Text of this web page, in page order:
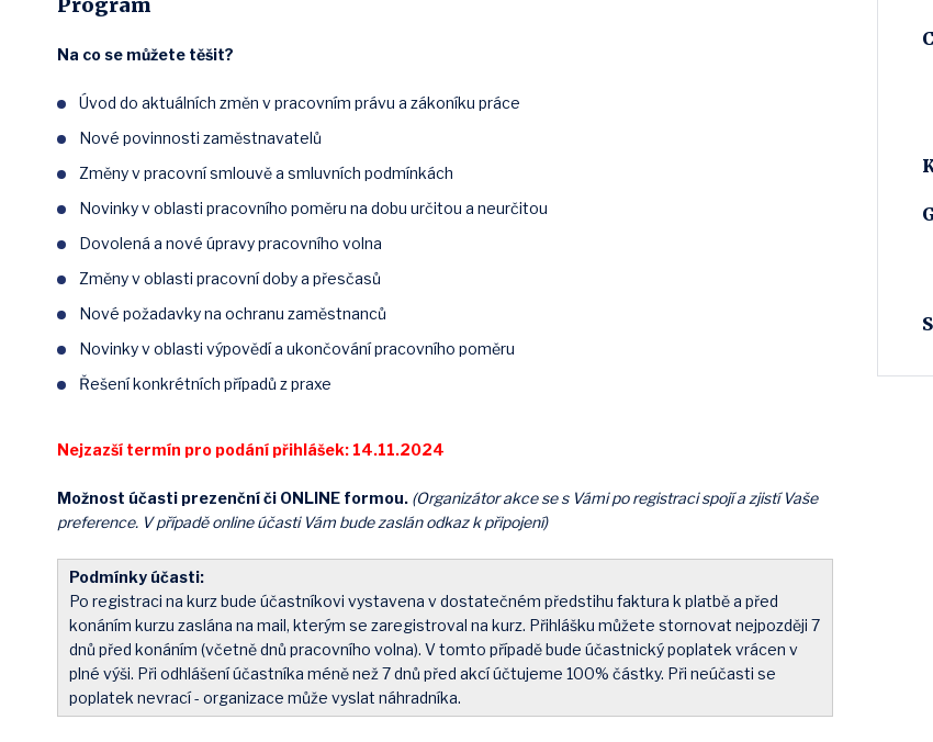
Na co se můžete těšit?
Úvod do aktuálních změn v pracovním právu a zákoníku práce
Nové povinnosti zaměstnavatelů
Změny v pracovní smlouvě a smluvních podmínkách
Novinky v oblasti pracovního poměru na dobu určitou a neurčitou
Dovolená a nové úpravy pracovního volna
Změny v oblasti pracovní doby a přesčasů
Nové požadavky na ochranu zaměstnanců
Novinky v oblasti výpovědí a ukončování pracovního poměru
Řešení konkrétních případů z praxe
Nejzazší termín pro podání přihlášek: 14.11.2024
Možnost účasti prezenční či ONLINE formou. (Organizátor akce se s Vámi po registraci spojí a zjistí Vaše
preference. V případě online účasti Vám bude zaslán odkaz k připojení)
Podmínky účasti:
Po registraci na kurz bude účastníkovi vystavena v dostatečném předstihu faktura k platbě a před
konáním kurzu zaslána na mail, kterým se zaregistroval na kurz. Přihlášku můžete stornovat nejpozději 7
dnů před konáním (včetně dnů pracovního volna). V tomto případě bude účastnický poplatek vrácen v
plné výši. Při odhlášení účastníka méně než 7 dnů před akcí účtujeme 100% částky. Při neúčasti se
poplatek nevrací - organizace může vyslat náhradníka.